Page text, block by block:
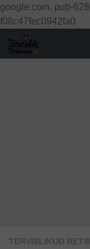
google.com, pub-
f08c47fec0942fa0
Skip to content
TERVISLIKUD